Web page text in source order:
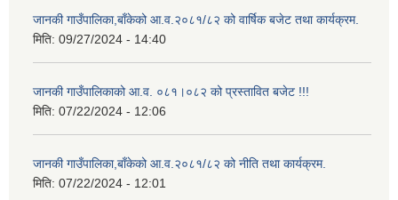
जानकी गाउँपालिका,बाँकेको आ.व.२०८१/८२ को वार्षिक बजेट तथा कार्यक्रम.
मिति: 09/27/2024 - 14:40
जानकी गाउँपालिकाको आ.व. ०८१।०८२ को प्रस्तावित बजेट !!!
मिति: 07/22/2024 - 12:06
जानकी गाउँपालिका,बाँकेको आ.व.२०८१/८२ को नीति तथा कार्यक्रम.
मिति: 07/22/2024 - 12:01